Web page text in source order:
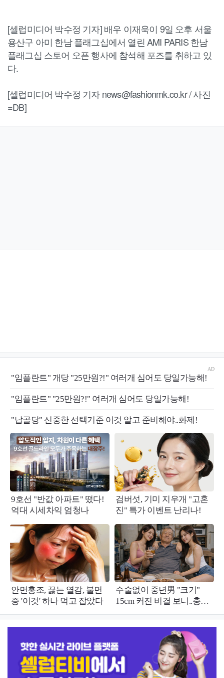
[셀럽미디어 박수정 기자] 배우 이재욱이 9일 오후 서울
용산구 아미 한남 플래그십에서 열린 AMI PARIS 한남
플래그십 스토어 오픈 행사에 참석해 포즈를 취하고 있
다.
[셀럽미디어 박수정 기자 news@fashionmk.co.kr / 사진
=DB]